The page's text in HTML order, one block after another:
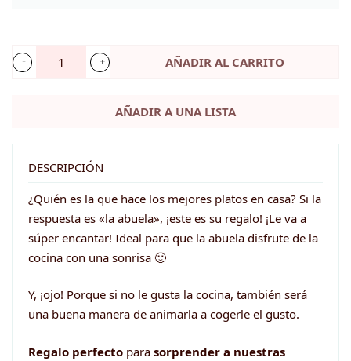
Tabla
-
ABUELA
cantidad
AÑADIR AL CARRITO
AÑADIR A UNA LISTA
DESCRIPCIÓN
¿Quién es la que hace los mejores platos en casa? Si la
respuesta es «la abuela», ¡este es su regalo! ¡Le va a
súper encantar! Ideal para que la abuela disfrute de la
cocina con una sonrisa 🙂
Y, ¡ojo! Porque si no le gusta la cocina, también será
una buena manera de animarla a cogerle el gusto.
Regalo perfecto para sorprender a nuestras